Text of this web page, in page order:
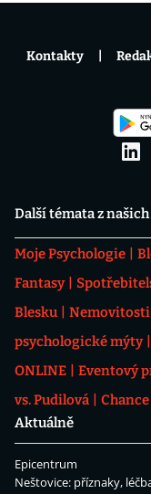
Další témata z
Moje Psychologie
Fantasy
Blesku
Nemovitosti
psychologické mýty
ONLINE
Eventový
vs. Pudilová
Aktuálně
Epicentrum
Neštovice: příznaky,
Kontakty